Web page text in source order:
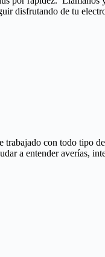
disfrutando de tu
con todo tipo
a entender averías,